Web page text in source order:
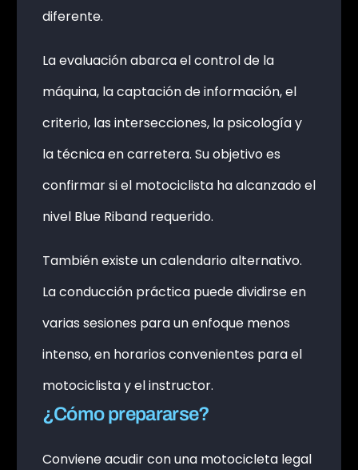
diferente.
La evaluación abarca el control de la
máquina, la captación de información, el
criterio, las intersecciones, la psicología y
la técnica en carretera. Su objetivo es
confirmar si el motociclista ha alcanzado el
nivel Blue Riband requerido.
También existe un calendario alternativo.
La conducción práctica puede dividirse en
varias sesiones para un enfoque menos
intenso, en horarios convenientes para el
motociclista y el instructor.
¿Cómo prepararse?
Conviene acudir con una motocicleta legal